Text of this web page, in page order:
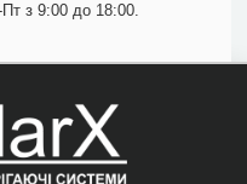
з 9:00 до 18:00.